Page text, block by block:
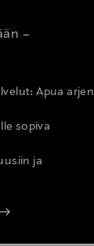
–
Apua arjen
sopiva
ja